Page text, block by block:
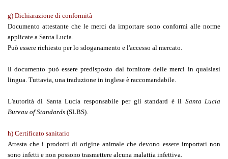
g) Dichiarazione di conformità
Documento attestante che le merci da importare sono conformi alle norme
applicate a Santa Lucia.
Può essere richiesto per lo sdoganamento e l'accesso al mercato.
Il documento può essere predisposto dal fornitore delle merci in qualsiasi
lingua. Tuttavia, una traduzione in inglese è raccomandabile.
L'autorità di Santa Lucia responsabile per gli standard è il Santa Lucia
Bureau of Standards (SLBS).
h) Certificato sanitario
Attesta che i prodotti di origine animale che devono essere importati non
sono infetti e non possono trasmettere alcuna malattia infettiva.